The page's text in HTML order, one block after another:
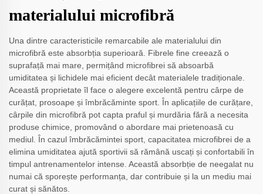
materialului microfibră
Una dintre caracteristicile remarcabile ale materialului din
microfibră este absorbția superioară. Fibrele fine creează o
suprafață mai mare, permițând microfibrei să absoarbă
umiditatea și lichidele mai eficient decât materialele tradiționale.
Această proprietate îl face o alegere excelentă pentru cârpe de
curățat, prosoape și îmbrăcăminte sport. În aplicațiile de curățare,
cârpile din microfibră pot capta praful și murdăria fără a necesita
produse chimice, promovând o abordare mai prietenoasă cu
mediul. În cazul îmbrăcămintei sport, capacitatea microfibrei de a
elimina umiditatea ajută sportivii să rămână uscați și confortabili în
timpul antrenamentelor intense. Această absorbție de neegalat nu
numai că sporește performanța, dar contribuie și la un mediu mai
curat și sănătos.